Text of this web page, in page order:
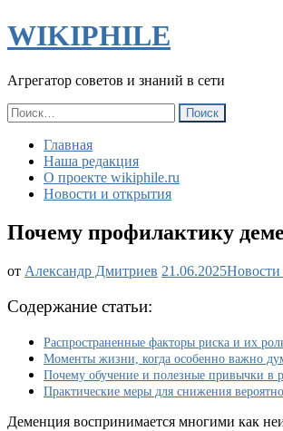
WIKIPHILE
Агрегатор советов и знаний в сети
Найти:
Главная
Наша редакция
О проекте wikiphile.ru
Новости и открытия
Почему профилактику
от Александр Дмитриев 21.06.2025Почему
с
самого
детства
Новости
Содержание статьи:
Распространенные факторы риска и их
Моменты жизни, когда особенно важно
Почему обучение и полезные привычки в
Практические меры для снижения
Деменция воспринимается многими как